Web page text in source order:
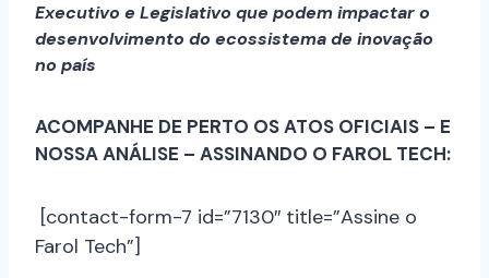
Executivo e Legislativo que podem impactar o
desenvolvimento do ecossistema de inovação
no país
ACOMPANHE DE PERTO OS ATOS OFICIAIS – E
NOSSA ANÁLISE – ASSINANDO O FAROL TECH:
[contact-form-7 id=”7130″ title=”Assine o
Farol Tech”]